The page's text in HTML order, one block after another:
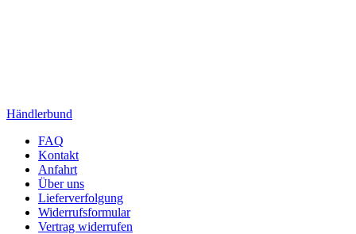
Händlerbund
FAQ
Kontakt
Anfahrt
Über uns
Lieferverfolgung
Widerrufsformular
Vertrag widerrufen